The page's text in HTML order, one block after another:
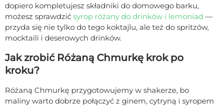
dopiero kompletujesz składniki do domowego barku,
możesz sprawdzić syrop różany do drinków i lemoniad —
przyda się nie tylko do tego koktajlu, ale też do spritzów,
mocktaili i deserowych drinków.
Jak zrobić Różaną Chmurkę krok po
kroku?
Różaną Chmurkę przygotowujemy w shakerze, bo
maliny warto dobrze połączyć z ginem, cytryną i syropem